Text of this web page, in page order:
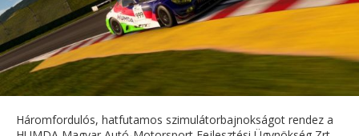
Háromfordulós, hatfutamos szimulátorbajnokságot rendez a